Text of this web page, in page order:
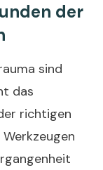
der
sind
das
richtigen